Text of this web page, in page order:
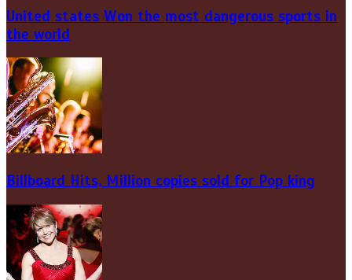
United states Won the most dangerous sports in
the world
Billboard Hits, Million copies sold for Pop king